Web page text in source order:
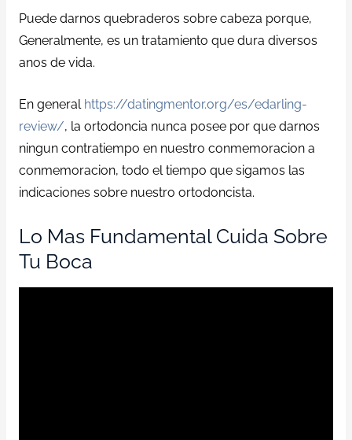
Puede darnos quebraderos sobre cabeza porque,
Generalmente, es un tratamiento que dura diversos
anos de vida.
En general https://datingmentor.org/es/edarling-
review/, la ortodoncia nunca posee por que darnos
ningun contratiempo en nuestro conmemoracion a
conmemoracion, todo el tiempo que sigamos las
indicaciones sobre nuestro ortodoncista.
Lo Mas Fundamental Cuida Sobre
Tu Boca